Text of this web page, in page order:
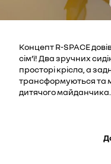
Концепт R-SPACE
сім’ї! Два зручних
просторі крісла, а
трансформуються та
дитячого